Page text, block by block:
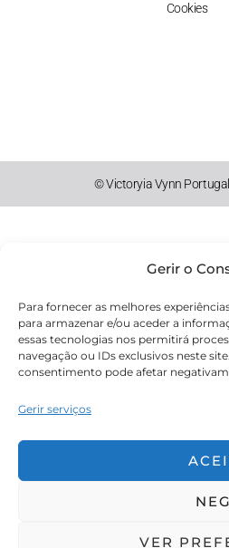
Gerir o
Para fornecer as melhores
para armazenar e/ou aceder a
essas tecnologias nos permitirá
navegação ou IDs exclusivos neste
consentimento pode afetar
Gerir serviços
VER
Cookies
© Victoryia Vynn